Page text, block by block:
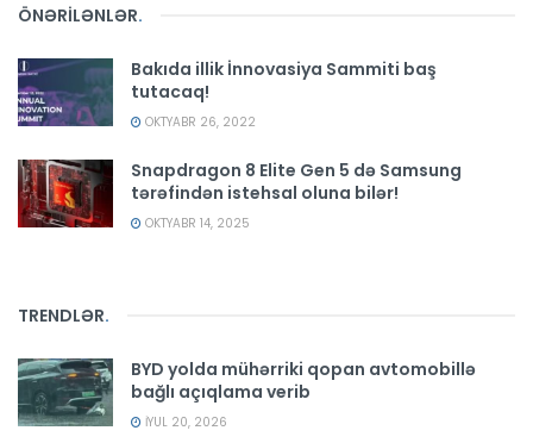
ÖNƏRİLƏNLƏR.
Bakıda illik İnnovasiya Sammiti baş
tutacaq!
OKTYABR 26, 2022
Snapdragon 8 Elite Gen 5 də Samsung
tərəfindən istehsal oluna bilər!
OKTYABR 14, 2025
TRENDLƏR.
BYD yolda mühərriki qopan avtomobillə
bağlı açıqlama verib
İYUL 20, 2026